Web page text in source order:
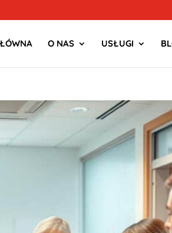
O NAS USŁUGI